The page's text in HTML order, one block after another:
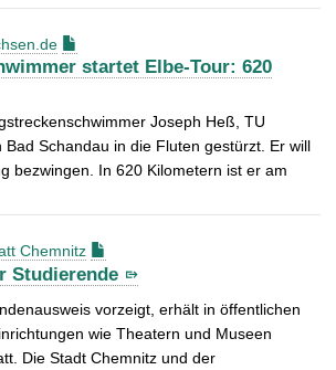
startet Elbe-Tour: 620
Joseph Heß, TU
Bad Schandau in die Fluten gestürzt. Er will
bezwingen. In 620 Kilometern ist er am
Chemnitz
Studierende
vorzeigt, erhält in öffentlichen
wie Theatern und Museen
Die Stadt Chemnitz und der